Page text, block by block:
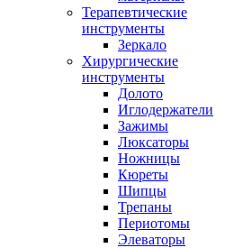
Терапевтические
инструменты
Зеркало
Хирургические
инструменты
Долото
Иглодержатели
Зажимы
Люксаторы
Ножницы
Кюреты
Шипцы
Трепаны
Периотомы
Элеваторы